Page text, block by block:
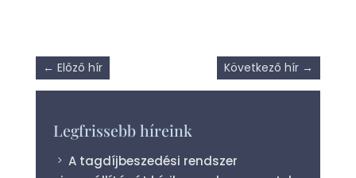
← Előző hír Következő hír →
Legfrissebb híreink
A tagdíjbeszedési rendszer